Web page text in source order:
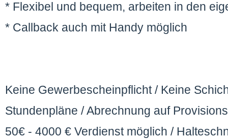
* Flexibel und bequem, arbeiten in den
* Callback auch mit Handy möglich
Keine Gewerbescheinpflicht / Keine
Stundenpläne / Abrechnung auf
50€ - 4000 € Verdienst möglich /